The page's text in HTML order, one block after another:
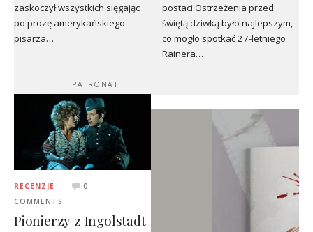
zaskoczył wszystkich sięgając
po prozę amerykańskiego
pisarza…
postaci Ostrzeżenia przed
świętą dziwką było najlepszym,
co mogło spotkać 27-letniego
Rainera…
RECENZJE
0
COMMENTS
Pionierzy z Ingolstadt
PATRONAT